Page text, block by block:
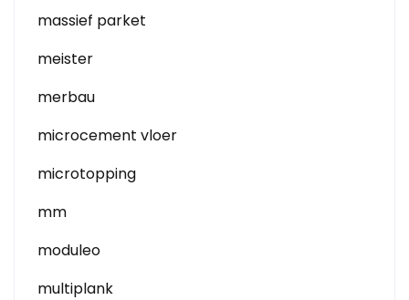
massief parket
meister
merbau
microcement vloer
microtopping
mm
moduleo
multiplank